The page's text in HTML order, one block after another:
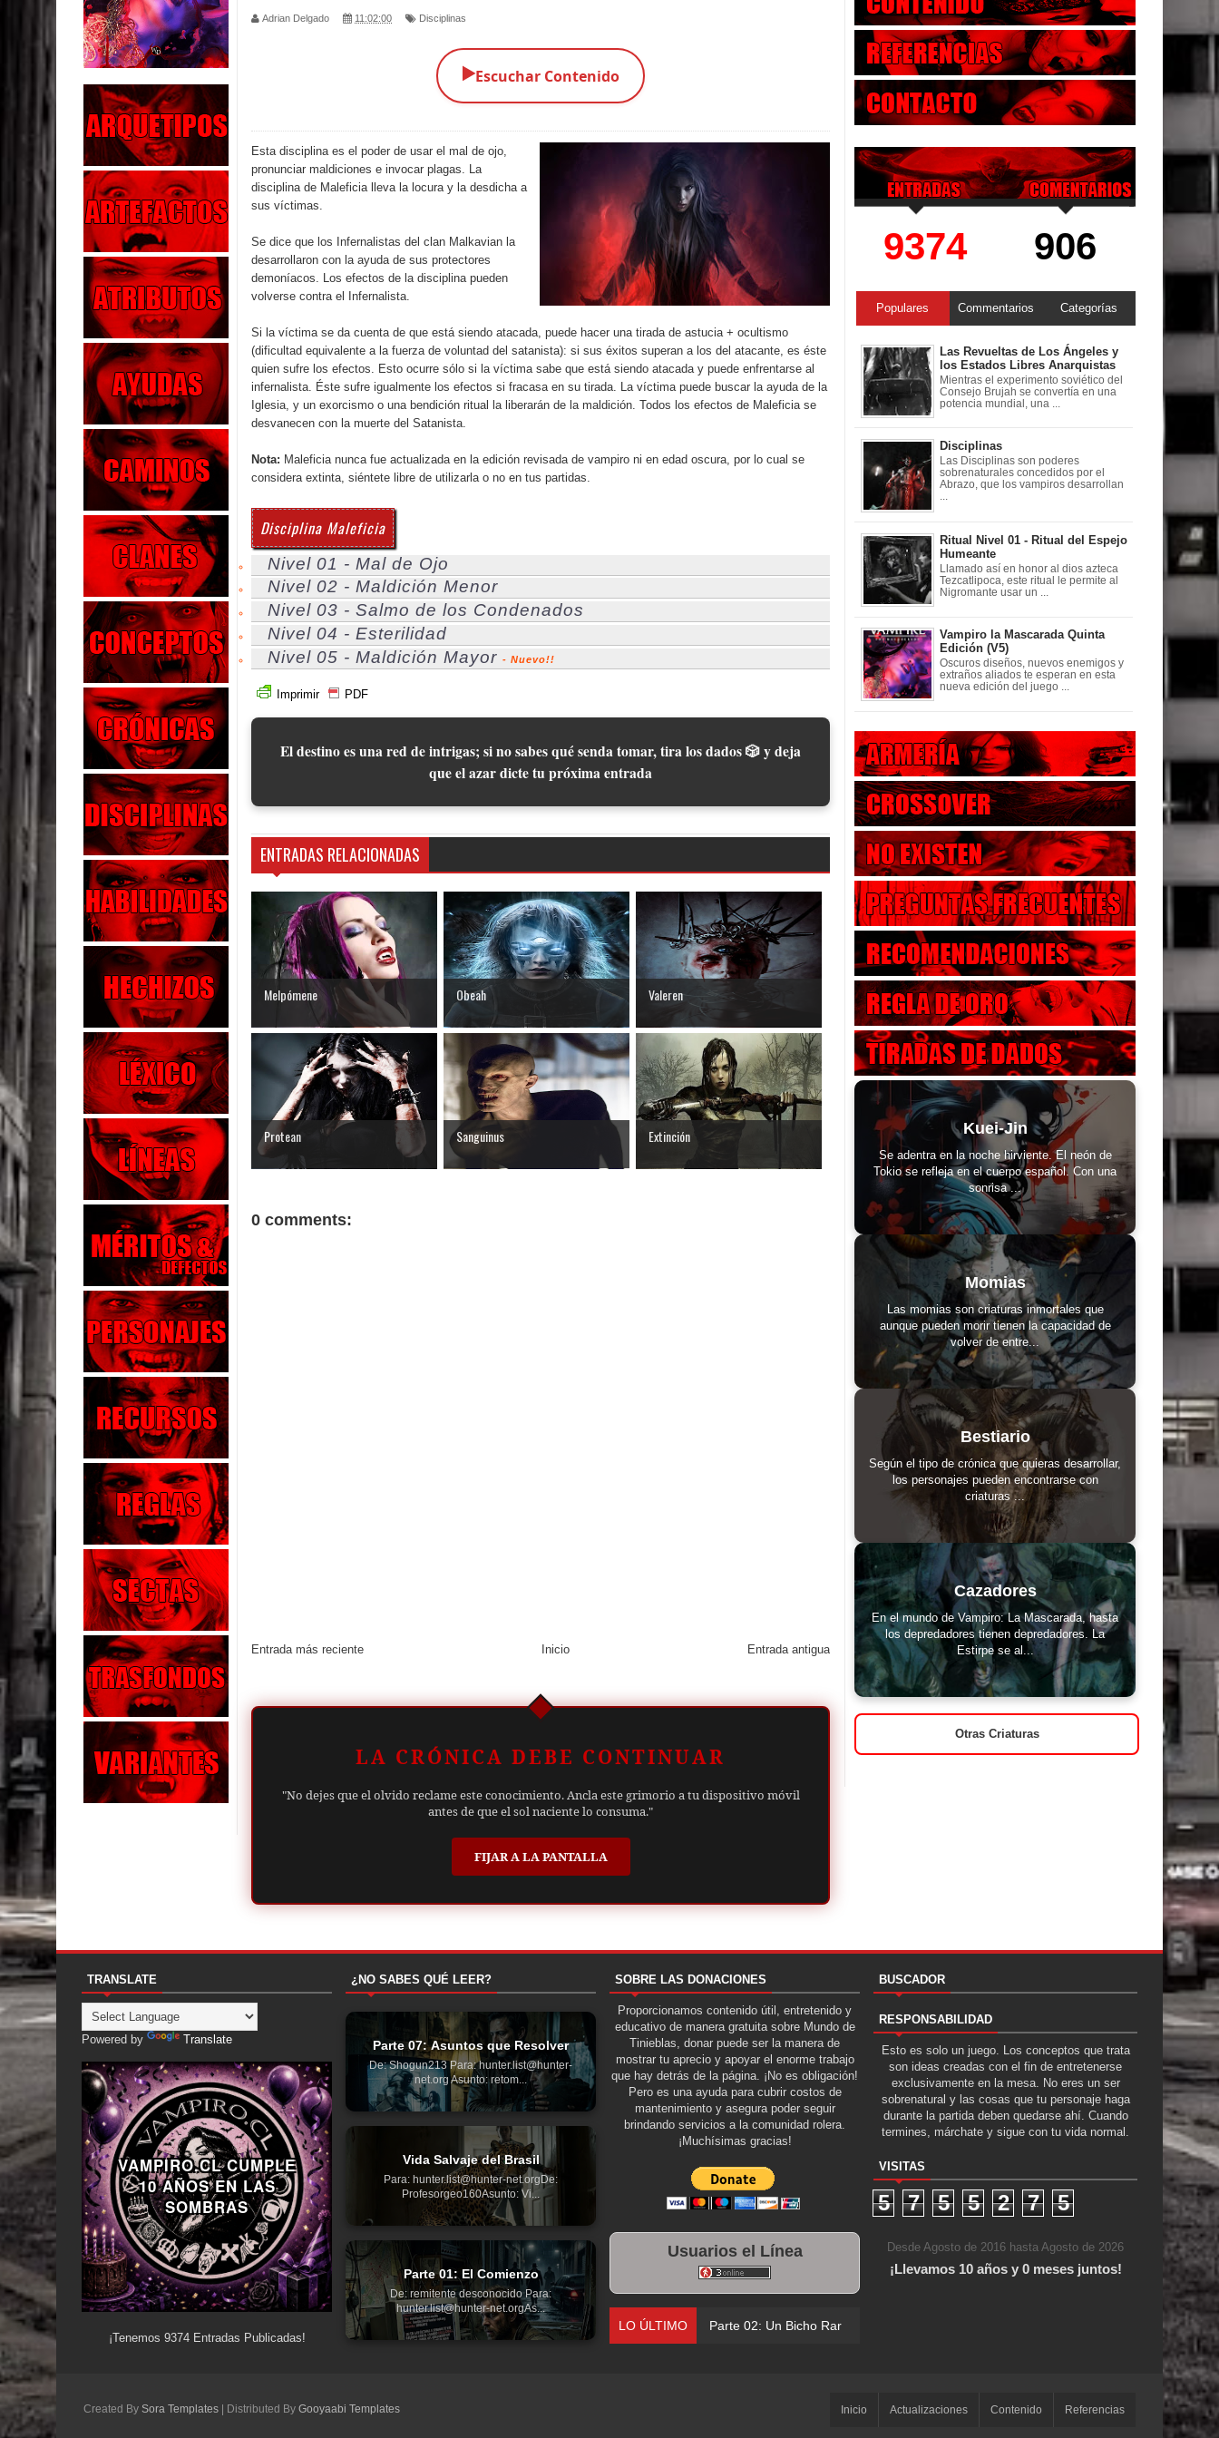
Parte 02: Los Muertos Gobiernan a los Vivos
Parte 01: Escondido a Plena Luz
Parte 02: El Enemigo de mi Enemigo
Parte 06: Coletazos
Parte 05: Los Horrores del Infierno
Parte 04: Oídos Sordos
Parte 03: La Traición
Parte 02: Vuelve el Hijo Prodigo
Parte 03: Reflexiones
Adrian Delgado 11:02:00 Disciplinas
▶️Escuchar Contenido
Esta disciplina es el poder de usar el mal de ojo,
pronunciar maldiciones e invocar plagas. La
disciplina de Maleficia lleva la locura y la desdicha a
sus víctimas.
Se dice que los Infernalistas del clan Malkavian la
desarrollaron con la ayuda de sus protectores
demoníacos. Los efectos de la disciplina pueden
volverse contra el Infernalista.
Si la víctima se da cuenta de que está siendo atacada, puede hacer una tirada de astucia + ocultismo
(dificultad equivalente a la fuerza de voluntad del satanista): si sus éxitos superan a los del atacante, es éste
quien sufre los efectos. Esto ocurre sólo si la víctima sabe que está siendo atacada y puede enfrentarse al
infernalista. Éste sufre igualmente los efectos si fracasa en su tirada. La víctima puede buscar la ayuda de la
Iglesia, y un exorcismo o una bendición ritual la liberarán de la maldición. Todos los efectos de Maleficia se
desvanecen con la muerte del Satanista.
Nota: Maleficia nunca fue actualizada en la edición revisada de vampiro ni en edad oscura, por lo cual se
considera extinta, siéntete libre de utilizarla o no en tus partidas.
Disciplina Maleficia
Nivel 01 - Mal de Ojo
Nivel 02 - Maldición Menor
Nivel 03 - Salmo de los Condenados
Nivel 04 - Esterilidad
Nivel 05 - Maldición Mayor - Nuevo!!
Imprimir PDF
El destino es una red de intrigas; si no sabes qué senda tomar, tira los dados 🎲 y deja
que el azar dicte tu próxima entrada
ENTRADAS RELACIONADAS
Melpómene Obeah Valeren
Protean Sanguinus Extinción
0 comments:
Entrada más reciente Entrada antigua
Inicio
LA CRÓNICA DEBE CONTINUAR
"No dejes que el olvido reclame este conocimiento. Ancla este grimorio a tu dispositivo móvil
antes de que el sol naciente lo consuma."
FIJAR A LA PANTALLA
9374 906
Populares Commentarios Categorías
Las Revueltas de Los Ángeles y
los Estados Libres Anarquistas
Mientras el experimento soviético del
Consejo Brujah se convertía en una
potencia mundial, una ...
Disciplinas
Las Disciplinas son poderes
sobrenaturales concedidos por el
Abrazo, que los vampiros desarrollan
Ritual Nivel 01 - Ritual del Espejo
Humeante
Llamado así en honor al dios azteca
Tezcatlipoca, este ritual le permite al
Nigromante usar un ...
Vampiro la Mascarada Quinta
Edición (V5)
Oscuros diseños, nuevos enemigos y
extraños aliados te esperan en esta
nueva edición del juego ...
Kuei-Jin
Se adentra en la noche hirviente. El neón de
Tokio se refleja en el cuerpo español. Con una
sonrisa ...
Momias
Las momias son criaturas inmortales que
aunque pueden morir tienen la capacidad de
volver de entre...
Bestiario
Según el tipo de crónica que quieras desarrollar,
los personajes pueden encontrarse con
criaturas ...
Cazadores
En el mundo de Vampiro: La Mascarada, hasta
los depredadores tienen depredadores. La
Estirpe se al...
Otras Criaturas
TRANSLATE
Powered by Translate
VAMPIRO.CL CUMPLE
10 AÑOS EN LAS
SOMBRAS
¡Tenemos 9374Entradas Publicadas!
¿NO SABES QUÉ LEER?
Parte 07: Asuntos que Resolver
De: Shogun213 Para: hunter.list@hunter-
net.org Asunto: retom...
Vida Salvaje del Brasil
Para: hunter.list@hunter-net.orgDe:
Profesorgeo160Asunto: Vi...
Parte 01: El Comienzo
De: remitente desconocido Para:
hunter.list@hunter-net.orgAs...
SOBRE LAS DONACIONES
Proporcionamos contenido útil, entretenido y
educativo de manera gratuita sobre Mundo de
Tinieblas, donar puede ser la manera de
mostrar tu aprecio y apoyar el enorme trabajo
que hay detrás de la página. ¡No es obligación!
Pero es una ayuda para cubrir costos de
mantenimiento y asegura poder seguir
brindando servicios a la comunidad rolera.
¡Muchísimas gracias!
Usuarios el Línea
LO ÚLTIMO Parte 02: Un Bicho Raro
BUSCADOR
RESPONSABILIDAD
Esto es solo un juego. Los conceptos que trata
son ideas creadas con el fin de entretenerse
exclusivamente en la mesa. No eres un ser
sobrenatural y las cosas que tu personaje haga
durante la partida deben quedarse ahí. Cuando
termines, márchate y sigue con tu vida normal.
VISITAS
5 7 5 5 2 7 5
Desde Agosto de 2016 hasta Agosto de 2026
¡Llevamos 10 años y 0 meses juntos!
Created By Sora Templates | Distributed By Gooyaabi Templates Inicio Actualizaciones Contenido Referencias